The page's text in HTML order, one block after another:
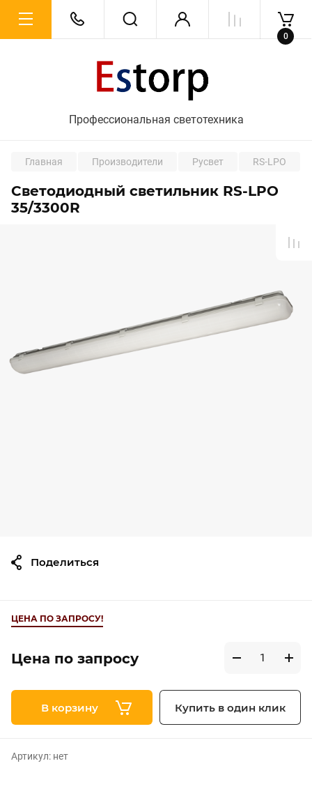
Профессиональная светотехника
0
Главная Производители Русвет RS-LPO
Светодиодный светильник RS-LPO
35/3300R
ЦЕНА ПО ЗАПРОСУ!
Цена по запросу
В корзину Купить в один клик
Артикул: нет
Поделиться